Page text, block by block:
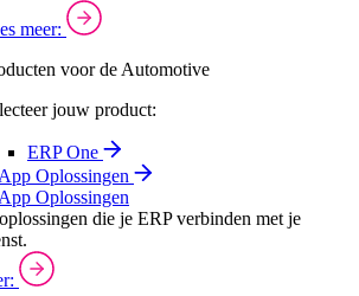
meer:
voor de Automotive
jouw product:
ERP One
Oplossingen
Oplossingen
die je ERP verbinden met je